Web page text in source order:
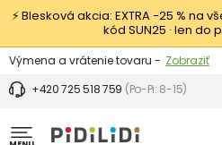
⚡ Blesková akcia: EXTRA −25 % na
kód SUN25 · len do
Výmena a vrátenie tovaru - Zobraziť
Zľava 3,80 EUR na prvý nákup -
+420 725 518 759 (Po-Pi: 8-15)